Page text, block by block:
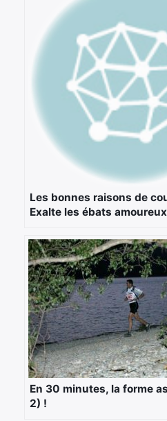
Les bonnes raisons de
Exalte les ébats amoureux
En 30 minutes, la forme
2) !